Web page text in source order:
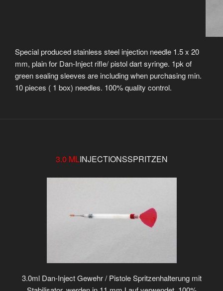
Special produced stainless steel injection needle 1.5 x 20
mm, plain for Dan-Inject rifle/ pistol dart syringe. 1pk of
green sealing sleeves are including when purchasing min.
10 pieces ( 1 box) needles. 100% quality control.
3.0 MLINJECTIONSSPRITZEN
3.0ml Dan-Inject Gewehr / Pistole Spritzenhalterung mit